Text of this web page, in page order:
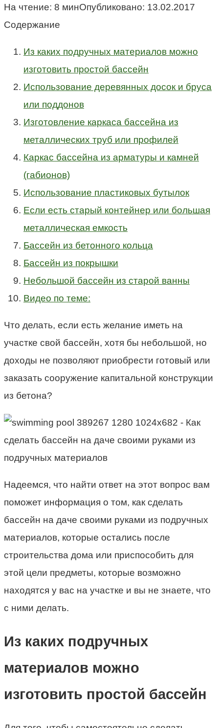
На чтение: 8 минОпубликовано: 13.02.2017
Содержание
Из каких подручных материалов можно
изготовить простой бассейн
Использование деревянных досок и бруса
или поддонов
Изготовление каркаса бассейна из
металлических труб или профилей
Каркас бассейна из арматуры и камней
(габионов)
Использование пластиковых бутылок
Если есть старый контейнер или большая
металлическая емкость
Бассейн из бетонного кольца
Бассейн из покрышки
Небольшой бассейн из старой ванны
Видео по теме:
Что делать, если есть желание иметь на
участке свой бассейн, хотя бы небольшой, но
доходы не позволяют приобрести готовый или
заказать сооружение капитальной конструкции
из бетона?
Надеемся, что найти ответ на этот вопрос вам
поможет информация о том, как сделать
бассейн на даче своими руками из подручных
материалов, которые остались после
строительства дома или приспособить для
этой цели предметы, которые возможно
находятся у вас на участке и вы не знаете, что
с ними делать.
Из каких подручных
материалов можно
изготовить простой бассейн